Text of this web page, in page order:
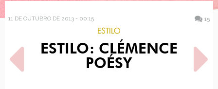
11 DE OUTUBRO DE 2013 - 00:15 15
ESTILO
ESTILO: CLÉMENCE
POÉSY